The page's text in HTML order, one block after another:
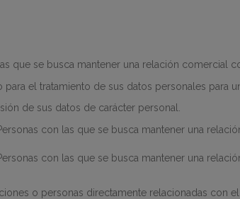
que se busca mantener una relación comercial
el tratamiento de sus datos personales para
de sus datos de carácter personal.
con las que se busca mantener una
con las que se busca mantener una
o personas directamente relacionadas con